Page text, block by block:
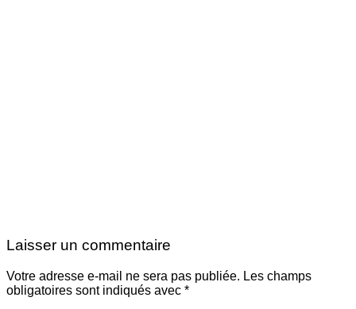
Laisser un commentaire
Votre adresse e-mail ne sera pas publiée. Les champs
obligatoires sont indiqués avec *